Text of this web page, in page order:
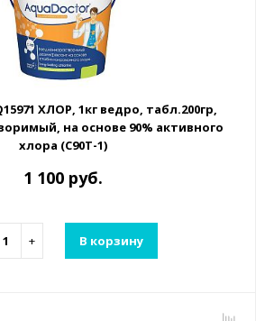
ХЛОР, 1кг ведро, табл.200гр,
на основе 90% активного
хлора (C90T-1)
1 100 руб.
+ В корзину